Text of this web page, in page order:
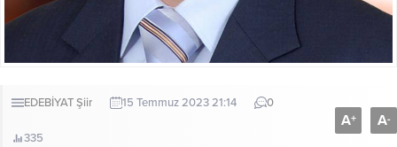
EDEBİYATŞiir 15 Temmuz 2023 21:14 0
335
A+ A-